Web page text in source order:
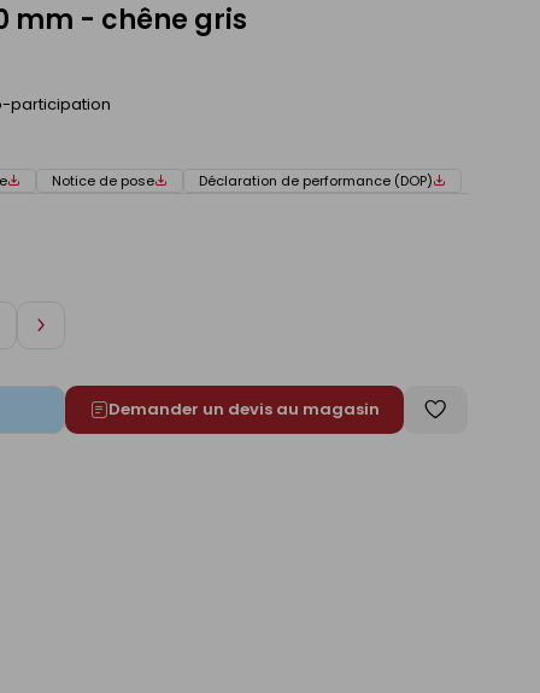
mm - chêne gris
participation
Notice de pose Déclaration de performance (DOP)
Augmenter
Demander un devis au magasin
Enregistrer